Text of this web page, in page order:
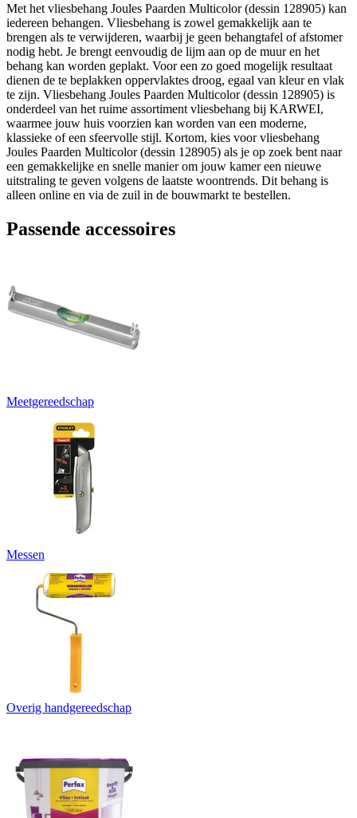
Met het vliesbehang Joules Paarden Multicolor (dessin 128905) kan
iedereen behangen. Vliesbehang is zowel gemakkelijk aan te
brengen als te verwijderen, waarbij je geen behangtafel of afstomer
nodig hebt. Je brengt eenvoudig de lijm aan op de muur en het
behang kan worden geplakt. Voor een zo goed mogelijk resultaat
dienen de te beplakken oppervlaktes droog, egaal van kleur en vlak
te zijn. Vliesbehang Joules Paarden Multicolor (dessin 128905) is
onderdeel van het ruime assortiment vliesbehang bij KARWEI,
waarmee jouw huis voorzien kan worden van een moderne,
klassieke of een sfeervolle stijl. Kortom, kies voor vliesbehang
Joules Paarden Multicolor (dessin 128905) als je op zoek bent naar
een gemakkelijke en snelle manier om jouw kamer een nieuwe
uitstraling te geven volgens de laatste woontrends. Dit behang is
alleen online en via de zuil in de bouwmarkt te bestellen.
Passende accessoires
Meetgereedschap
Messen
Overig handgereedschap